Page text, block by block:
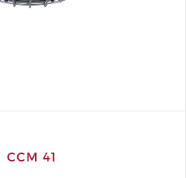
CCM 41